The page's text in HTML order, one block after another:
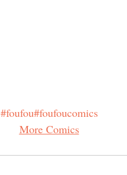
#foufou#foufoucomics
More Comics